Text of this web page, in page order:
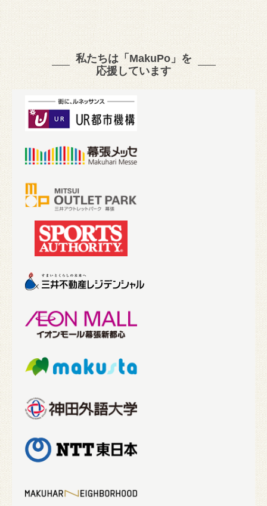
私たちは「MakuPo」を
応援しています